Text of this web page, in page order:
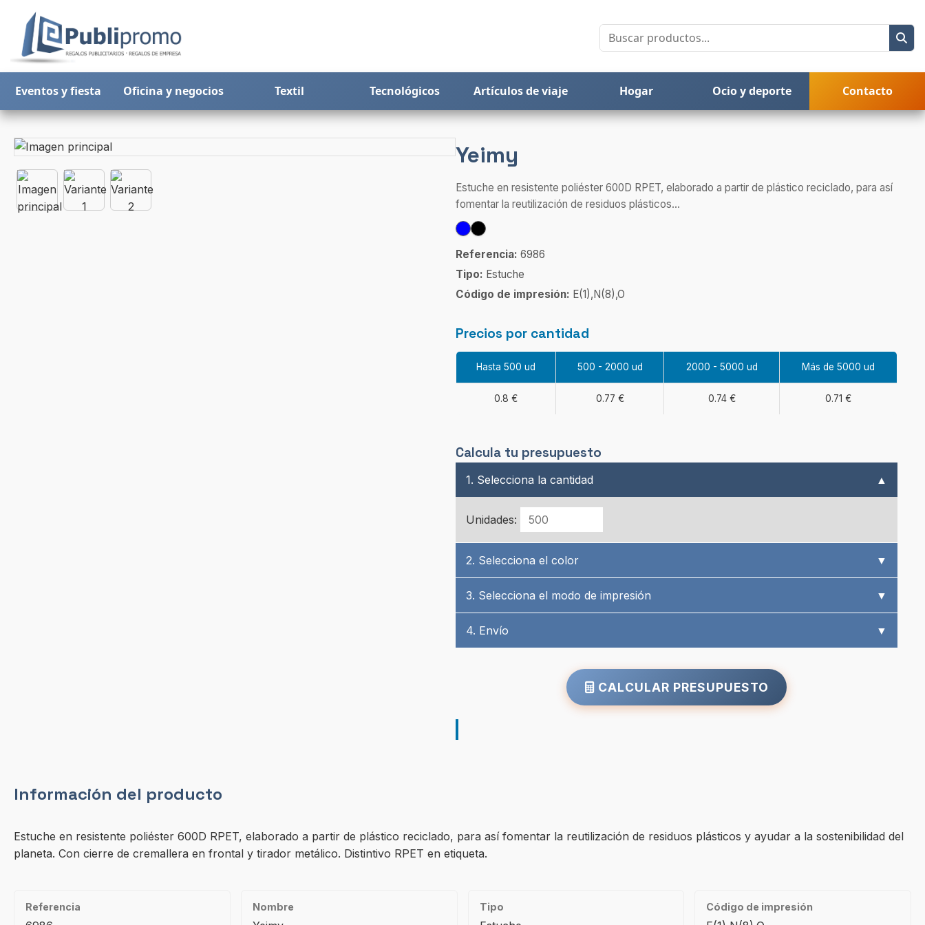
Eventos y fiesta Oficina y negocios Textil Tecnológicos Artículos de viaje Hogar Ocio y deporte Contacto
Yeimy
Estuche en resistente poliéster 600D RPET, elaborado a partir de plástico reciclado, para así
fomentar la reutilización de residuos plásticos...
Referencia: 6986
Tipo: Estuche
Código de impresión: E(1),N(8),O
Precios por cantidad
Hasta 500 ud 500 - 2000 ud 2000 - 5000 ud Más de 5000 ud
0.8 € 0.77 € 0.74 € 0.71 €
Calcula tu presupuesto
1. Selecciona la cantidad ▲
Unidades:
2. Selecciona el color ▼
3. Selecciona el modo de impresión ▼
4. Envío ▼
CALCULAR PRESUPUESTO
Información del producto
Estuche en resistente poliéster 600D RPET, elaborado a partir de plástico reciclado, para así fomentar la reutilización de residuos plásticos y ayudar a la sostenibilidad del
planeta. Con cierre de cremallera en frontal y tirador metálico. Distintivo RPET en etiqueta.
Referencia Nombre Tipo Código de impresión